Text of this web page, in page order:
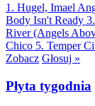
1. Hugel, Imael
Body Isn't Ready
River (Angels
Chico 5. Temper
Zobacz Głosuj »
Płyta tygodnia